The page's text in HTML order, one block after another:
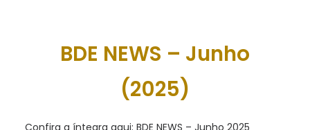
BDE NEWS – Junho
(2025)
Confira a íntegra aqui: BDE NEWS – Junho 2025